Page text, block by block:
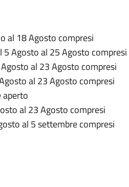
al 18 Agosto compresi
5 Agosto al 25 Agosto compresi
al 23 Agosto compresi
al 23 Agosto compresi
aperto
al 23 Agosto compresi
al 5 settembre compresi